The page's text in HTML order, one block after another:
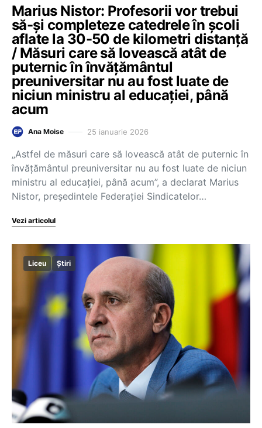
Marius Nistor: Profesorii vor trebui
să-și completeze catedrele în școli
aflate la 30-50 de kilometri distanță
/ Măsuri care să lovească atât de
puternic în învățământul
preuniversitar nu au fost luate de
niciun ministru al educației, până
acum
Ana Moise 25 ianuarie 2026
„Astfel de măsuri care să lovească atât de puternic în
învățământul preuniversitar nu au fost luate de niciun
ministru al educației, până acum”, a declarat Marius
Nistor, președintele Federației Sindicatelor…
Vezi articolul
Liceu Știri